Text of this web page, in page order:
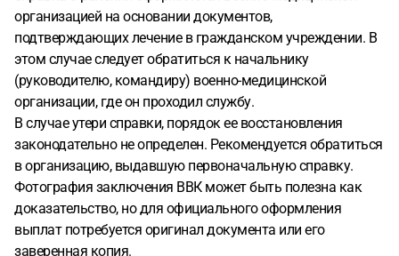
организацией на основании документов,
подтверждающих лечение в гражданском учреждении. В
этом случае следует обратиться к начальнику
(руководителю, командиру) военно-медицинской
организации, где он проходил службу.
В случае утери справки, порядок ее восстановления
законодательно не определен. Рекомендуется обратиться
в организацию, выдавшую первоначальную справку.
Фотография заключения ВВК может быть полезна как
доказательство, но для официального оформления
выплат потребуется оригинал документа или его
заверенная копия.